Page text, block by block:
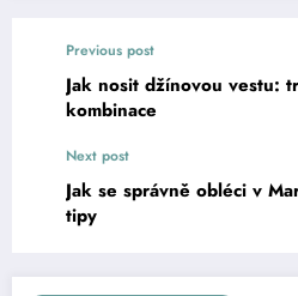
Previous post
Jak nosit džínovou vestu:
kombinace
Next post
Jak se správně obléci v
tipy